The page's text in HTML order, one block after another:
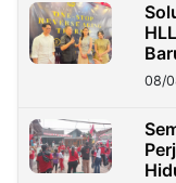
08/